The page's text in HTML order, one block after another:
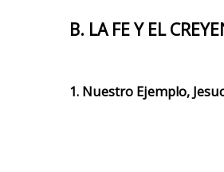
B. LA FE Y EL
1. Nuestro Ejemplo,